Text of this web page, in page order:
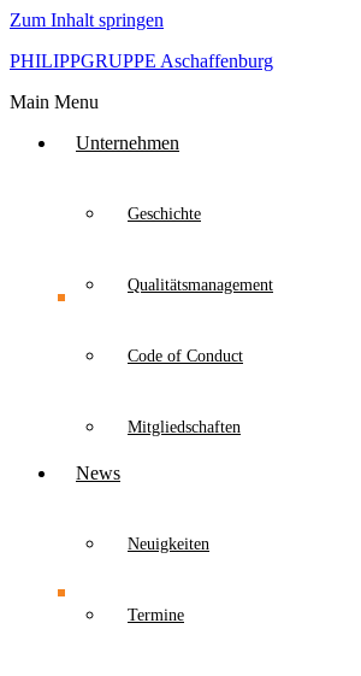
Zum Inhalt springen
PHILIPPGRUPPE Aschaffenburg
Main Menu
Unternehmen
Geschichte
Qualitätsmanagement
Code of Conduct
Mitgliedschaften
News
Neuigkeiten
Termine